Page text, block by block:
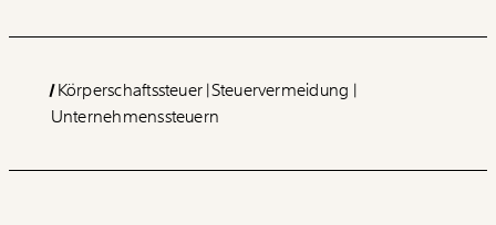
Körperschaftssteuer Steuervermeidung
Unternehmenssteuern